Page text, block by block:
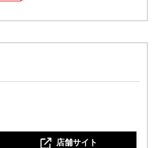
店舗サイト